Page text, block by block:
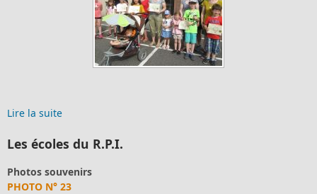
Lire la suite
Les écoles du R.P.I.
Photos souvenirs
PHOTO N° 23